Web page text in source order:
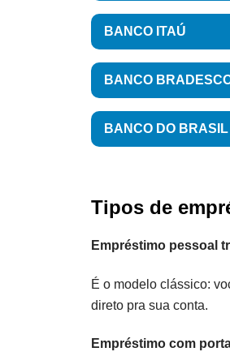
BANCO ITAÚ
BANCO
BANCO DO BRASIL
Tipos de
Empréstimo pessoal
É o modelo clássico:
direto pra sua conta.
Empréstimo com